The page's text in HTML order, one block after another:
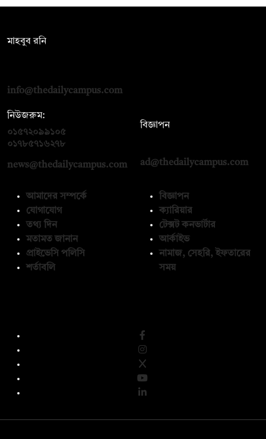
মাহবুব রনি
info@thedailycampus.com
নিউজরুম:
০১৫৭২০৯৯১০৫
০১৭৮৫৭১৬২৭৮
news@thedailycampus.com
বিজ্ঞাপন
ad@thedailycampus.com
আমাদের সম্পর্কে
যোগাযোগ
তথ্য দিন
মতামত জানান
প্রাইভেসি পলিসি
শর্তাবলি
বিজ্ঞাপন
ক্যারিয়ার
টেক্সট কনভার্টার
আর্কাইভ
নামাজ, সেহরি, ইফতারের
সময়